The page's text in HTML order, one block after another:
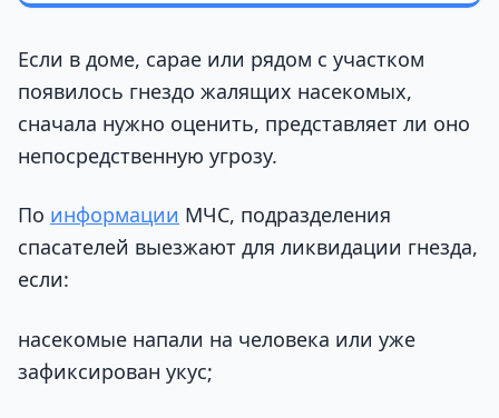
Если в доме, сарае или рядом с участком
появилось гнездо жалящих насекомых,
сначала нужно оценить, представляет ли оно
непосредственную угрозу.
По информации МЧС, подразделения
спасателей выезжают для ликвидации гнезда,
если:
насекомые напали на человека или уже
зафиксирован укус;